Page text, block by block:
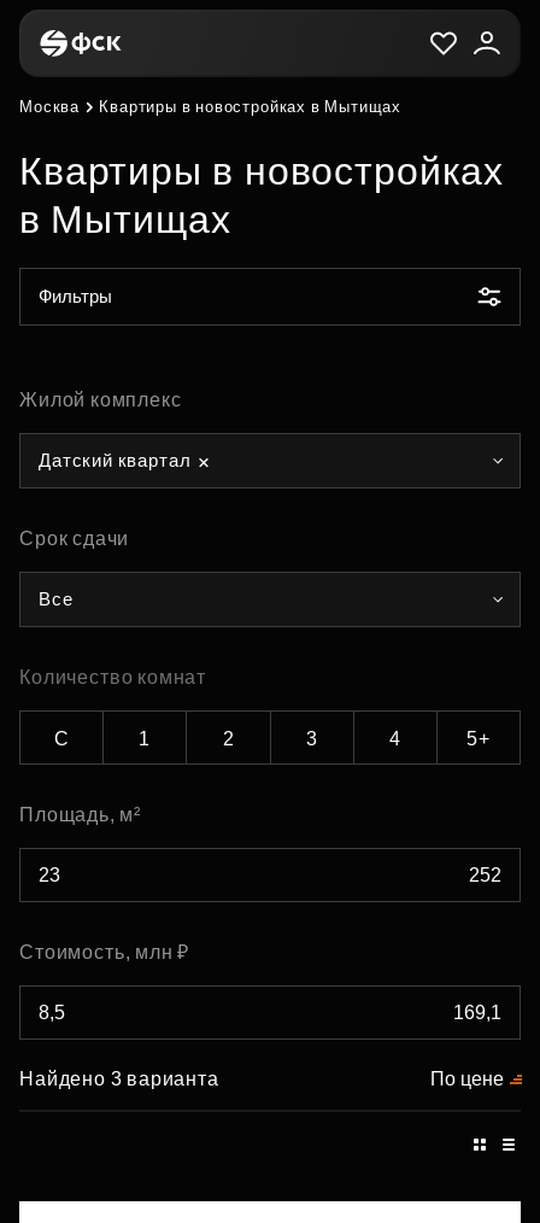
Москва Квартиры в новостройках в Мытищах
Квартиры в новостройках
в Мытищах
Фильтры
Жилой комплекс
Датский квартал
Срок сдачи
Все
Количество комнат
С 1 2 3 4 5+
Площадь, м²
Стоимость, млн ₽
Найдено 3 варианта По цене